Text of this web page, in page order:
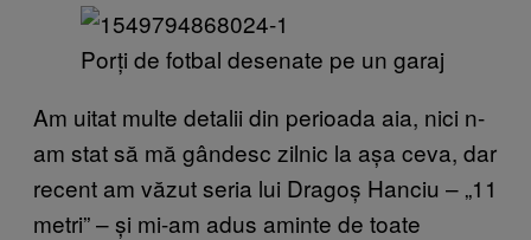
Porți de fotbal desenate pe un garaj
Am uitat multe detalii din perioada aia, nici n-
am stat să mă gândesc zilnic la așa ceva, dar
recent am văzut seria lui Dragoș Hanciu – „11
metri” – și mi-am adus aminte de toate